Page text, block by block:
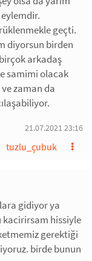
geçti.
diyorsun birden
arkadaş
samimi olacak
zaman da
21.07.2021 23:16
tuzlu_çubuk
gidiyor ya
kacirirsam hissiyle
gerektiği
birde bunun